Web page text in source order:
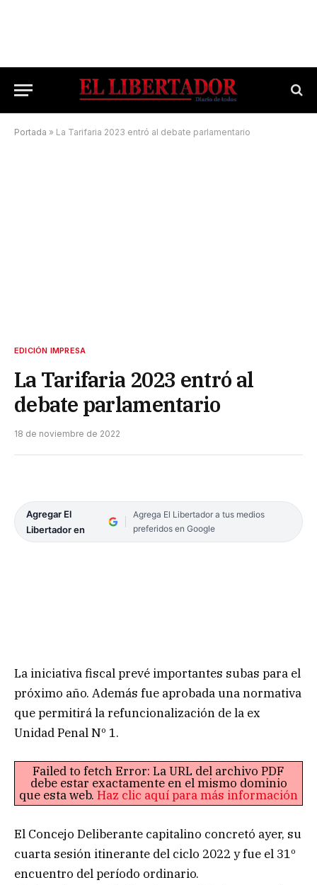
Portada » La Tarifaria 2023 entró al debate parlamentario
EDICIÓN IMPRESA
La Tarifaria 2023 entró al
debate parlamentario
18 de noviembre de 2022
Agregar El
Libertador en
Agrega El Libertador a tus medios
preferidos en Google
La iniciativa fiscal prevé importantes subas para el
próximo año. Además fue aprobada una normativa
que permitirá la refuncionalización de la ex
Unidad Penal Nº 1.
Failed to fetch Error: La URL del archivo PDF
debe estar exactamente en el mismo dominio
que esta web. Haz clic aquí para más información
El Concejo Deliberante capitalino concretó ayer, su
cuarta sesión itinerante del ciclo 2022 y fue el 31º
encuentro del período ordinario.